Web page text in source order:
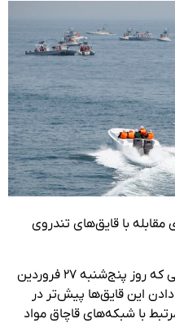
مقابله با قایق‌های تندروی
شبکه آمریکایی فاکس‌نیوز در گزارشی که روز پنج‌شنبه ۲۷ فروردین
این قایق‌ها پیش‌تر در
با شبکه‌های قاچاق مواد